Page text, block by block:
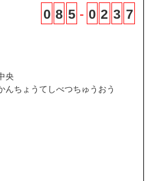
0 8 5 - 0 2 3 7
央
んちょうてしべつちゅうおう